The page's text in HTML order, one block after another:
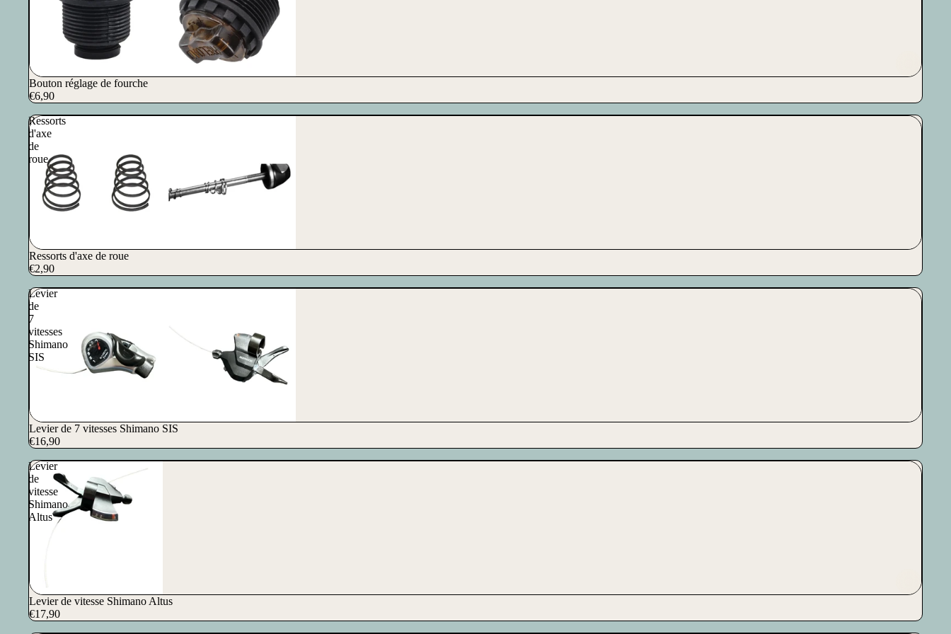
Bouton réglage de fourche
€6,90
Ressorts
d'axe
de
roue
Ressorts d'axe de roue
€2,90
Levier
de
7
vitesses
Shimano
SIS
Levier de 7 vitesses Shimano SIS
€16,90
Levier
de
vitesse
Shimano
Altus
Levier de vitesse Shimano Altus
€17,90